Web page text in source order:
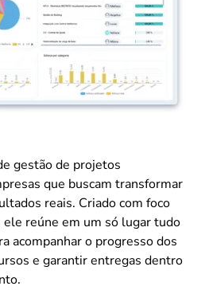
gestão de projetos
que buscam transformar
reais. Criado com foco
reúne em um só lugar tudo
acompanhar o progresso dos
e garantir entregas dentro